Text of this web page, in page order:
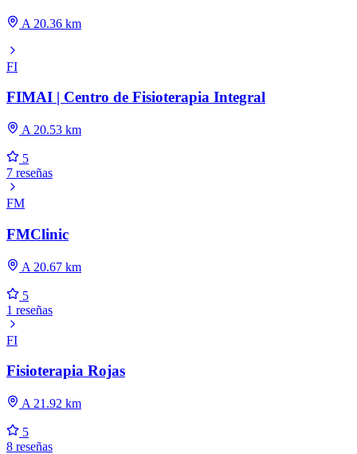
A 20.36 km
FI
FIMAI | Centro de Fisioterapia Integral
A 20.53 km
5
7 reseñas
FM
FMClinic
A 20.67 km
5
1 reseñas
FI
Fisioterapia Rojas
A 21.92 km
5
8 reseñas